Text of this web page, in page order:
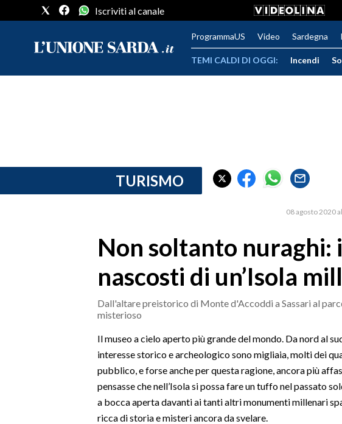
PROVINCIA DI CAGLIARI
Iscriviti al canale
ProgrammaUS Video Sardegna
TEMI CALDI DI OGGI: Incendi
TURISMO
08 agosto 2020
Non soltanto nuraghi:
nascosti di un’Isola
Dall'altare preistorico di Monte d'Accoddi a Sassari al
misterioso
Il museo a cielo aperto più grande del mondo. Da nord al
interesse storico e archeologico sono migliaia, molti dei
pubblico, e forse anche per questa ragione, ancora più
pensasse che nell’Isola si possa fare un tuffo nel passato
a bocca aperta davanti ai tanti altri monumenti millenari
ricca di storia e misteri ancora da svelare.